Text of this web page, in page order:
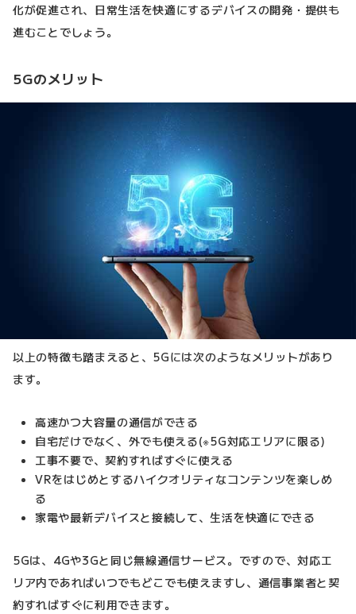
化が促進され、日常生活を快適にするデバイスの開発・提供も
進むことでしょう。
5Gのメリット
以上の特徴も踏まえると、5Gには次のようなメリットがあり
ます。
高速かつ大容量の通信ができる
自宅だけでなく、外でも使える(※5G対応エリアに限る)
工事不要で、契約すればすぐに使える
VRをはじめとするハイクオリティなコンテンツを楽しめ
る
家電や最新デバイスと接続して、生活を快適にできる
5Gは、4Gや3Gと同じ無線通信サービス。ですので、対応エ
リア内であればいつでもどこでも使えますし、通信事業者と契
約すればすぐに利用できます。